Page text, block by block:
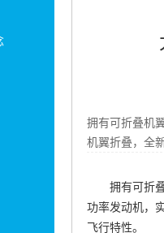
拥有可折叠机
机翼折叠，全
拥有可折
功率发动机，
飞行特性。